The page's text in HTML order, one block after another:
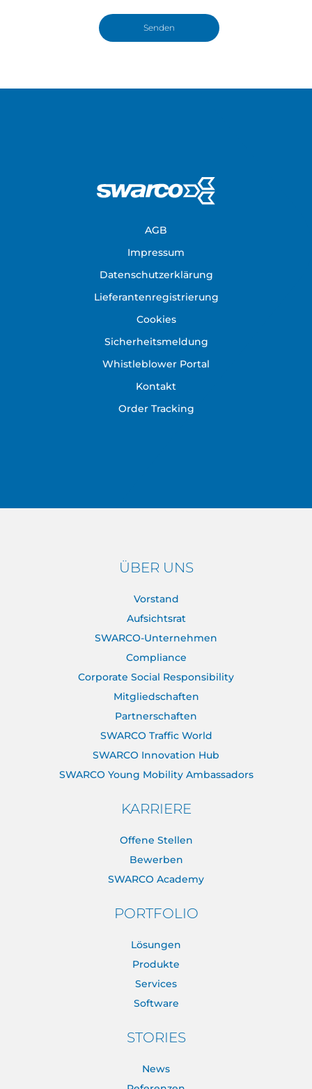
AGB
Impressum
Datenschutzerklärung
Lieferantenregistrierung
Cookies
Sicherheitsmeldung
Whistleblower Portal
Kontakt
Order Tracking
ÜBER UNS
Vorstand
Aufsichtsrat
SWARCO-Unternehmen
Compliance
Corporate Social Responsibility
Mitgliedschaften
Partnerschaften
SWARCO Traffic World
SWARCO Innovation Hub
SWARCO Young Mobility Ambassadors
KARRIERE
Offene Stellen
Bewerben
SWARCO Academy
PORTFOLIO
Lösungen
Produkte
Services
Software
STORIES
News